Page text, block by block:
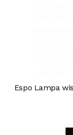
Espo Lampa